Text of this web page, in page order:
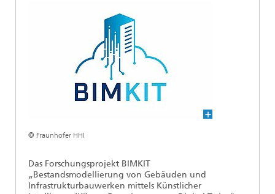
Forschungsfabrik Mikroelektronik Deutschland (FMD)
Leistungszentrum Digitale Vernetzung
Geschichte des HHI
Biografie von Heinrich Hertz
© Fraunhofer HHI
Das Forschungsprojekt BIMKIT
„Bestandsmodellierung von Gebäuden und
Infrastrukturbauwerken mittels Künstlicher